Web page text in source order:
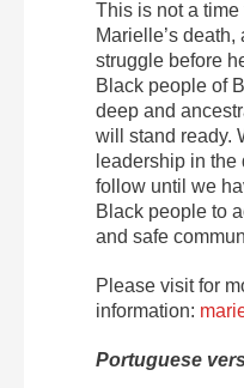
This is not a
Marielle’s
struggle before
Black people of
deep and
will stand ready.
leadership in
follow until we
Black people to
and safe
Please visit for
information:
Portuguese